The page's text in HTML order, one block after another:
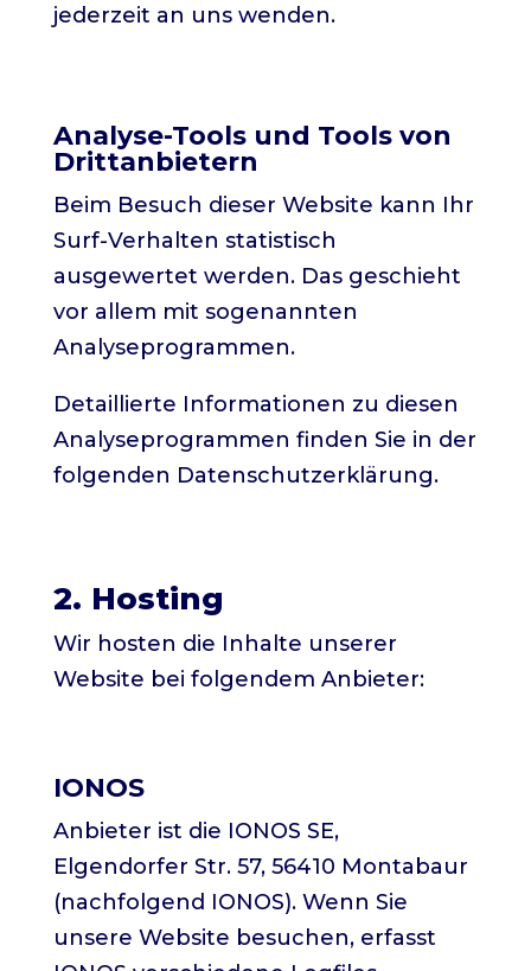
jederzeit an uns wenden.
Analyse-Tools und Tools von
Dritt­anbietern
Beim Besuch dieser Website kann Ihr
Surf-Verhalten statistisch
ausgewertet werden. Das geschieht
vor allem mit sogenannten
Analyseprogrammen.
Detaillierte Informationen zu diesen
Analyseprogrammen finden Sie in der
folgenden Datenschutzerklärung.
2. Hosting
Wir hosten die Inhalte unserer
Website bei folgendem Anbieter:
IONOS
Anbieter ist die IONOS SE,
Elgendorfer Str. 57, 56410 Montabaur
(nachfolgend IONOS). Wenn Sie
unsere Website besuchen, erfasst